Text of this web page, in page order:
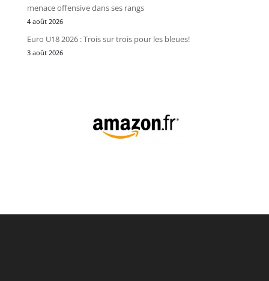
menace offensive dans ses rangs
4 août 2026
Euro U18 2026 : Trois sur trois pour les bleues!
3 août 2026